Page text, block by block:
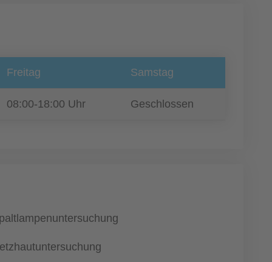
Freitag Samstag
08:00-18:00 Uhr Geschlossen